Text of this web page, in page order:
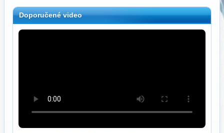
Doporučené video